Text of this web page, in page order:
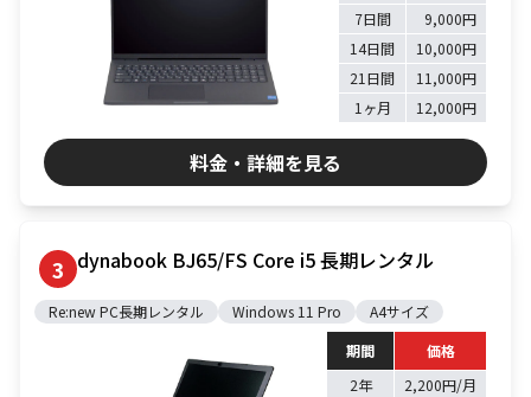
7日間
9,000円
14日間
10,000円
21日間
11,000円
1ヶ月
12,000円
料金・詳細を見る
3 dynabook BJ65/FS Core i5 長期レンタル
Re:new PC長期レンタル Windows 11 Pro
A4サイズ
期間
価格
2年
2,200円/月